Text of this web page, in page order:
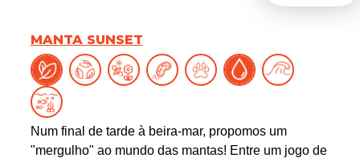
MANTA SUNSET
Num final de tarde à beira-mar, propomos um
"mergulho" ao mundo das mantas! Entre um jogo de